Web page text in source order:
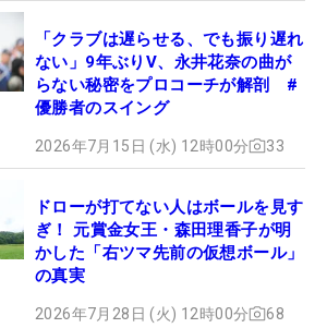
「クラブは遅らせる、でも振り遅れ
ない」9年ぶりV、永井花奈の曲が
らない秘密をプロコーチが解剖 #
優勝者のスイング
2026年7月15日 (水) 12時00分 33
ドローが打てない人はボールを見す
ぎ！ 元賞金女王・森田理香子が明
かした「右ツマ先前の仮想ボール」
の真実
2026年7月28日 (火) 12時00分 68